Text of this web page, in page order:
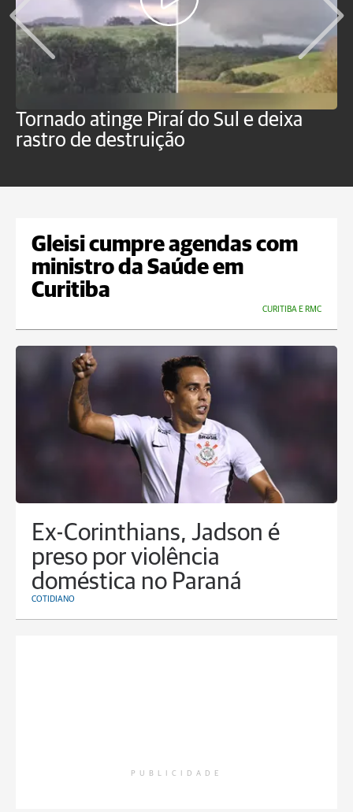
Tornado atinge Piraí do Sul e deixa
rastro de destruição
Gleisi cumpre agendas com
ministro da Saúde em
Curitiba
CURITIBA E RMC
Ex-Corinthians, Jadson é
preso por violência
doméstica no Paraná
COTIDIANO
PUBLICIDADE